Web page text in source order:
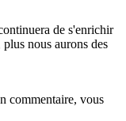
de s'enrichir
nous aurons des
commentaire, vous